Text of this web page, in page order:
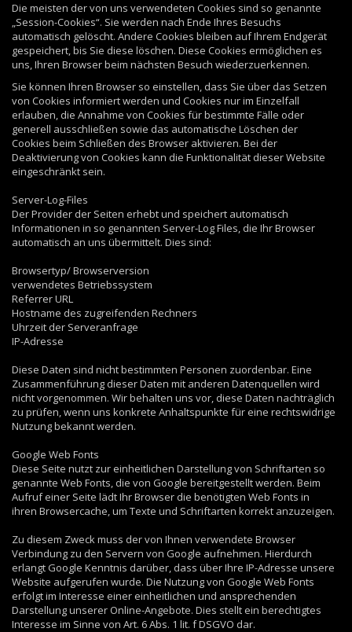
Die meisten der von uns verwendeten Cookies sind so genannte
„Session-Cookies“. Sie werden nach Ende Ihres Besuchs
automatisch gelöscht. Andere Cookies bleiben auf Ihrem Endgerät
gespeichert, bis Sie diese löschen. Diese Cookies ermöglichen es
uns, Ihren Browser beim nächsten Besuch wiederzuerkennen.
Sie können Ihren Browser so einstellen, dass Sie über das Setzen
von Cookies informiert werden und Cookies nur im Einzelfall
erlauben, die Annahme von Cookies für bestimmte Fälle oder
generell ausschließen sowie das automatische Löschen der
Cookies beim Schließen des Browser aktivieren. Bei der
Deaktivierung von Cookies kann die Funktionalität dieser Website
eingeschränkt sein.
Server-Log-Files
Der Provider der Seiten erhebt und speichert automatisch
Informationen in so genannten Server-Log Files, die Ihr Browser
automatisch an uns übermittelt. Dies sind:
Browsertyp/ Browserversion
verwendetes Betriebssystem
Referrer URL
Hostname des zugreifenden Rechners
Uhrzeit der Serveranfrage
IP-Adresse
Diese Daten sind nicht bestimmten Personen zuordenbar. Eine
Zusammenführung dieser Daten mit anderen Datenquellen wird
nicht vorgenommen. Wir behalten uns vor, diese Daten nachträglich
zu prüfen, wenn uns konkrete Anhaltspunkte für eine rechtswidrige
Nutzung bekannt werden.
Google Web Fonts
Diese Seite nutzt zur einheitlichen Darstellung von Schriftarten so
genannte Web Fonts, die von Google bereitgestellt werden. Beim
Aufruf einer Seite lädt Ihr Browser die benötigten Web Fonts in
ihren Browsercache, um Texte und Schriftarten korrekt anzuzeigen.
Zu diesem Zweck muss der von Ihnen verwendete Browser
Verbindung zu den Servern von Google aufnehmen. Hierdurch
erlangt Google Kenntnis darüber, dass über Ihre IP-Adresse unsere
Website aufgerufen wurde. Die Nutzung von Google Web Fonts
erfolgt im Interesse einer einheitlichen und ansprechenden
Darstellung unserer Online-Angebote. Dies stellt ein berechtigtes
Interesse im Sinne von Art. 6 Abs. 1 lit. f DSGVO dar.